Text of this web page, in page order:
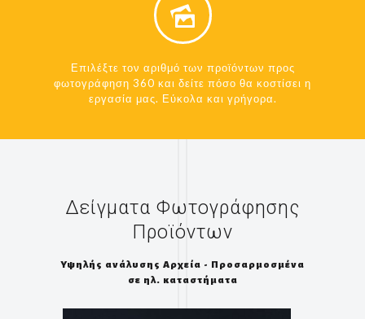
Επιλέξτε τον αριθμό των προϊόντων προς
φωτογράφηση 360 και δείτε πόσο θα κοστίσει η
εργασία μας. Εύκολα και γρήγορα.
Δείγματα Φωτογράφησης
Προϊόντων
Υψηλής ανάλυσης Αρχεία - Προσαρμοσμένα
σε ηλ. καταστήματα